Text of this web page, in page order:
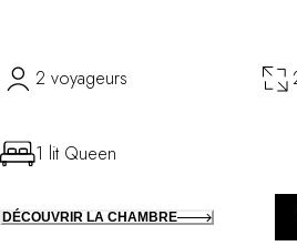
2 voyageurs
1 lit Queen
DÉCOUVRIR LA CHAMBRE